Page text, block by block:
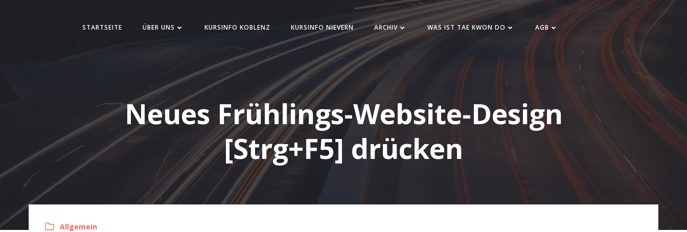
STARTSEITE ÜBER UNS KURSINFO KOBLENZ KURSINFO NIEVERN ARCHIV WAS IST TAE KWON DO AGB
Neues Frühlings-Website-Design
[Strg+F5] drücken
Allgemein